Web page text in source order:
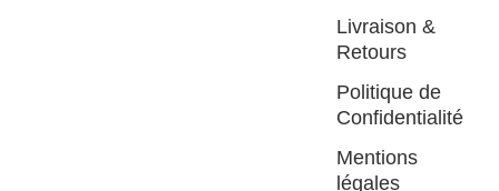
Livraison &
Retours
Politique de
Confidentialité
Mentions
légales